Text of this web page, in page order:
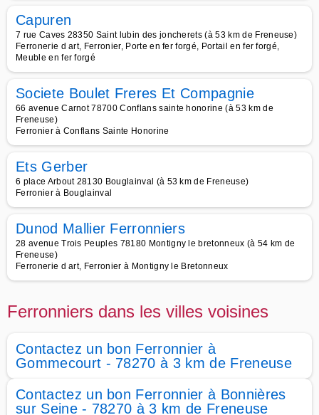
Capuren
7 rue Caves 28350 Saint lubin des joncherets (à 53 km de Freneuse)
Ferronerie d art, Ferronier, Porte en fer forgé, Portail en fer forgé,
Meuble en fer forgé
Societe Boulet Freres Et Compagnie
66 avenue Carnot 78700 Conflans sainte honorine (à 53 km de
Freneuse)
Ferronier à Conflans Sainte Honorine
Ets Gerber
6 place Arbout 28130 Bouglainval (à 53 km de Freneuse)
Ferronier à Bouglainval
Dunod Mallier Ferronniers
28 avenue Trois Peuples 78180 Montigny le bretonneux (à 54 km de
Freneuse)
Ferronerie d art, Ferronier à Montigny le Bretonneux
Ferronniers dans les villes voisines
Contactez un bon Ferronnier à
Gommecourt - 78270 à 3 km de Freneuse
Contactez un bon Ferronnier à Bonnières
sur Seine - 78270 à 3 km de Freneuse